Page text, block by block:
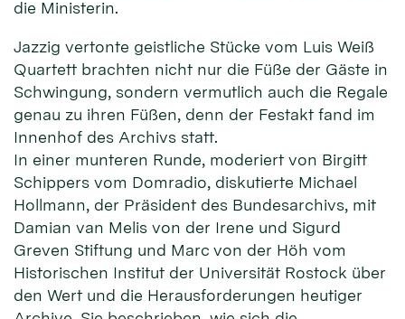
die Ministerin.
Jazzig vertonte geistliche Stücke vom Luis Weiß
Quartett brachten nicht nur die Füße der Gäste in
Schwingung, sondern vermutlich auch die Regale
genau zu ihren Füßen, denn der Festakt fand im
Innenhof des Archivs statt.
In einer munteren Runde, moderiert von Birgitt
Schippers vom Domradio, diskutierte Michael
Hollmann, der Präsident des Bundesarchivs, mit
Damian van Melis von der Irene und Sigurd
Greven Stiftung und Marc von der Höh vom
Historischen Institut der Universität Rostock über
den Wert und die Herausforderungen heutiger